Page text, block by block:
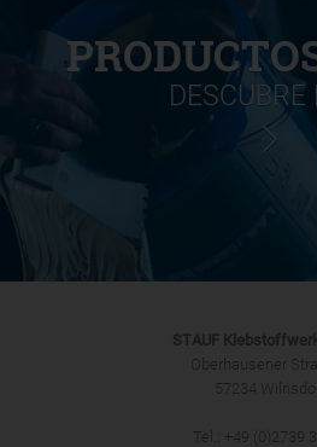
DESCUBRE
STAUF
Oberhausener
57234
Tel.: +49 (0)2739